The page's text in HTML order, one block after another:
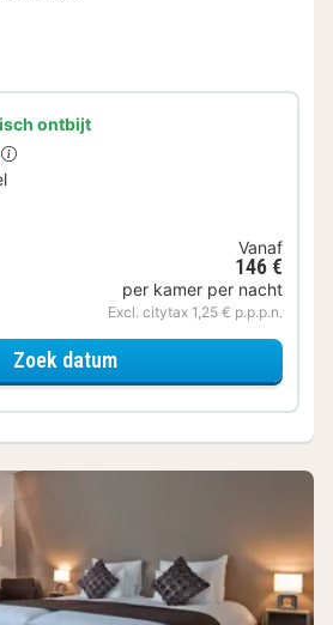
ontbijt
Vanaf
146 €
per kamer per nacht
Excl. citytax 1,25 € p.p.p.n.
Zoek datumvoor Standaard kamer